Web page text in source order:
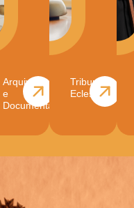
Arquivo
e
Documentação
Tribunal
Eclesiástico